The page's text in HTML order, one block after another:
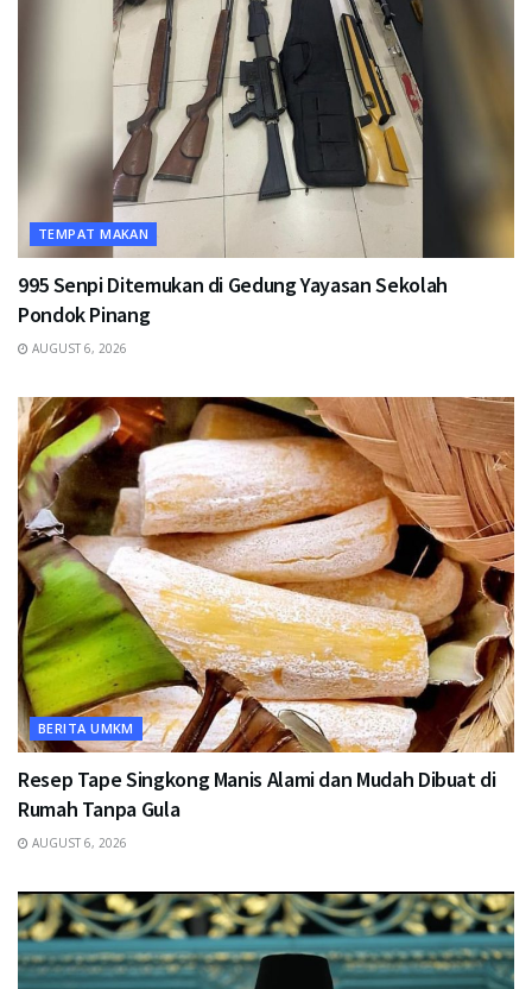
TEMPAT MAKAN
995 Senpi Ditemukan di Gedung Yayasan Sekolah
Pondok Pinang
AUGUST 6, 2026
BERITA UMKM
Resep Tape Singkong Manis Alami dan Mudah Dibuat di
Rumah Tanpa Gula
AUGUST 6, 2026